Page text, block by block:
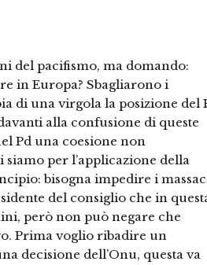
del pacifismo, ma domando:
in Europa? Sbagliarono i
di una virgola la posizione del
alla confusione di queste
Pd una coesione non
per l’applicazione della
bisogna impedire i
del consiglio che in
però non può negare che
Prima voglio ribadire un
decisione dell’Onu, questa va